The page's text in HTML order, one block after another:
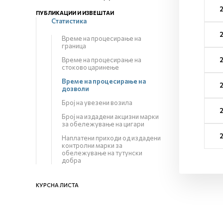
ПУБЛИКАЦИИ И ИЗВЕШТАИ
Статистика
Време на процесирање на
граница
Време на процесирање на
стоково царинење
Време на процесирање на
дозволи
Број на увезени возила
Број на издадени акцизни марки
за обележување на цигари
Наплатени приходи од издадени
контролни марки за
обележување на тутунски
добра
КУРСНА ЛИСТА